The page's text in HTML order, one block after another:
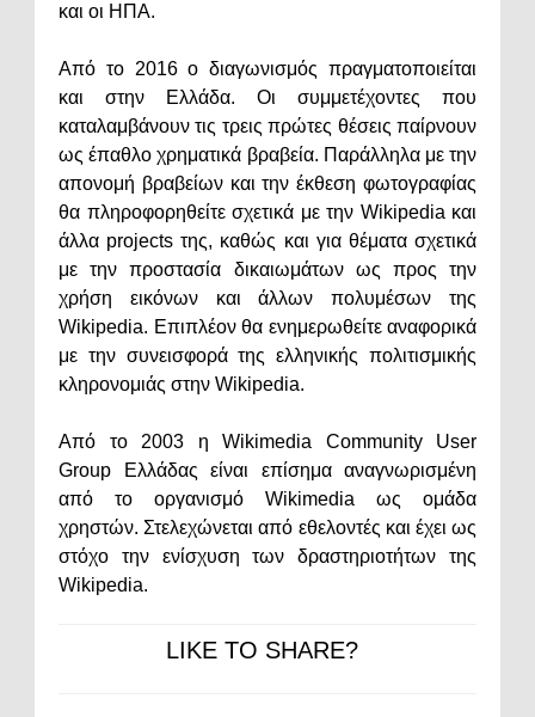
και οι ΗΠΑ.
Από το 2016 ο διαγωνισμός πραγματοποιείται
και στην Ελλάδα. Οι συμμετέχοντες που
καταλαμβάνουν τις τρεις πρώτες θέσεις παίρνουν
ως έπαθλο χρηματικά βραβεία. Παράλληλα με την
απονομή βραβείων και την έκθεση φωτογραφίας
θα πληροφορηθείτε σχετικά με την Wikipedia και
άλλα projects της, καθώς και για θέματα σχετικά
με την προστασία δικαιωμάτων ως προς την
χρήση εικόνων και άλλων πολυμέσων της
Wikipedia. Επιπλέον θα ενημερωθείτε αναφορικά
με την συνεισφορά της ελληνικής πολιτισμικής
κληρονομιάς στην Wikipedia.
Από το 2003 η Wikimedia Community User
Group Ελλάδας είναι επίσημα αναγνωρισμένη
από το οργανισμό Wikimedia ως ομάδα
χρηστών. Στελεχώνεται από εθελοντές και έχει ως
στόχο την ενίσχυση των δραστηριοτήτων της
Wikipedia.
LIKE TO SHARE?